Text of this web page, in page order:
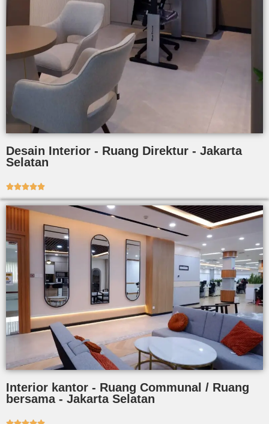
Desain Interior - Ruang Direktur - Jakarta
Selatan

Interior kantor - Ruang Communal / Ruang
bersama - Jakarta Selatan